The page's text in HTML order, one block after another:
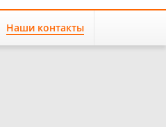
Наши контакты